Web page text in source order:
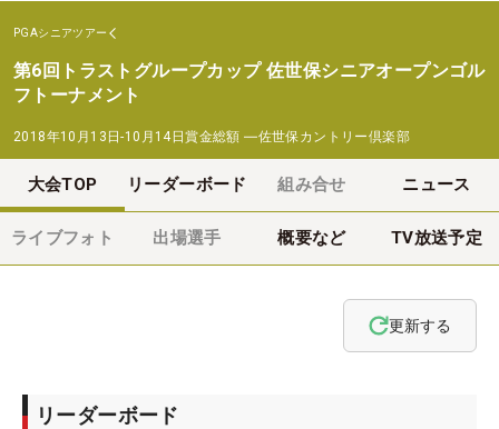
PGAシニアツアー
第6回トラストグループカップ 佐世保シニアオープンゴル
フトーナメント
2018年10月13日-10月14日賞金総額 ―佐世保カントリー倶楽部
大会TOP リーダーボード 組み合せ ニュース
ライブフォト 出場選手 概要など TV放送予定
更新する
リーダーボード